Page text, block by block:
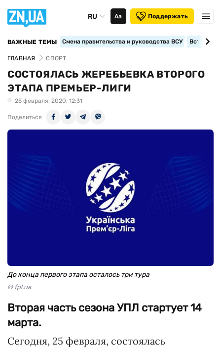
RU Аа Поддержать
ВАЖНЫЕ ТЕМЫ Смена правительства и руководства ВСУ
ГЛАВНАЯ СПОРТ
СОСТОЯЛАСЬ ЖЕРЕБЬЕВКА ВТОРОГО
ЭТАПА ПРЕМЬЕР-ЛИГИ
25 февраля, 2020, 12:31
Поделиться
До конца первого этапа осталось три тура
© fpl.ua
Вторая часть сезона УПЛ стартует 14
марта.
Сегодня, 25 февраля, состоялась